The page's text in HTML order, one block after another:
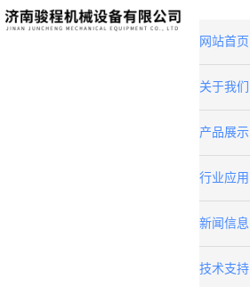
网站首页
关于我们
产品展示
行业应用
新闻信息
技术支持